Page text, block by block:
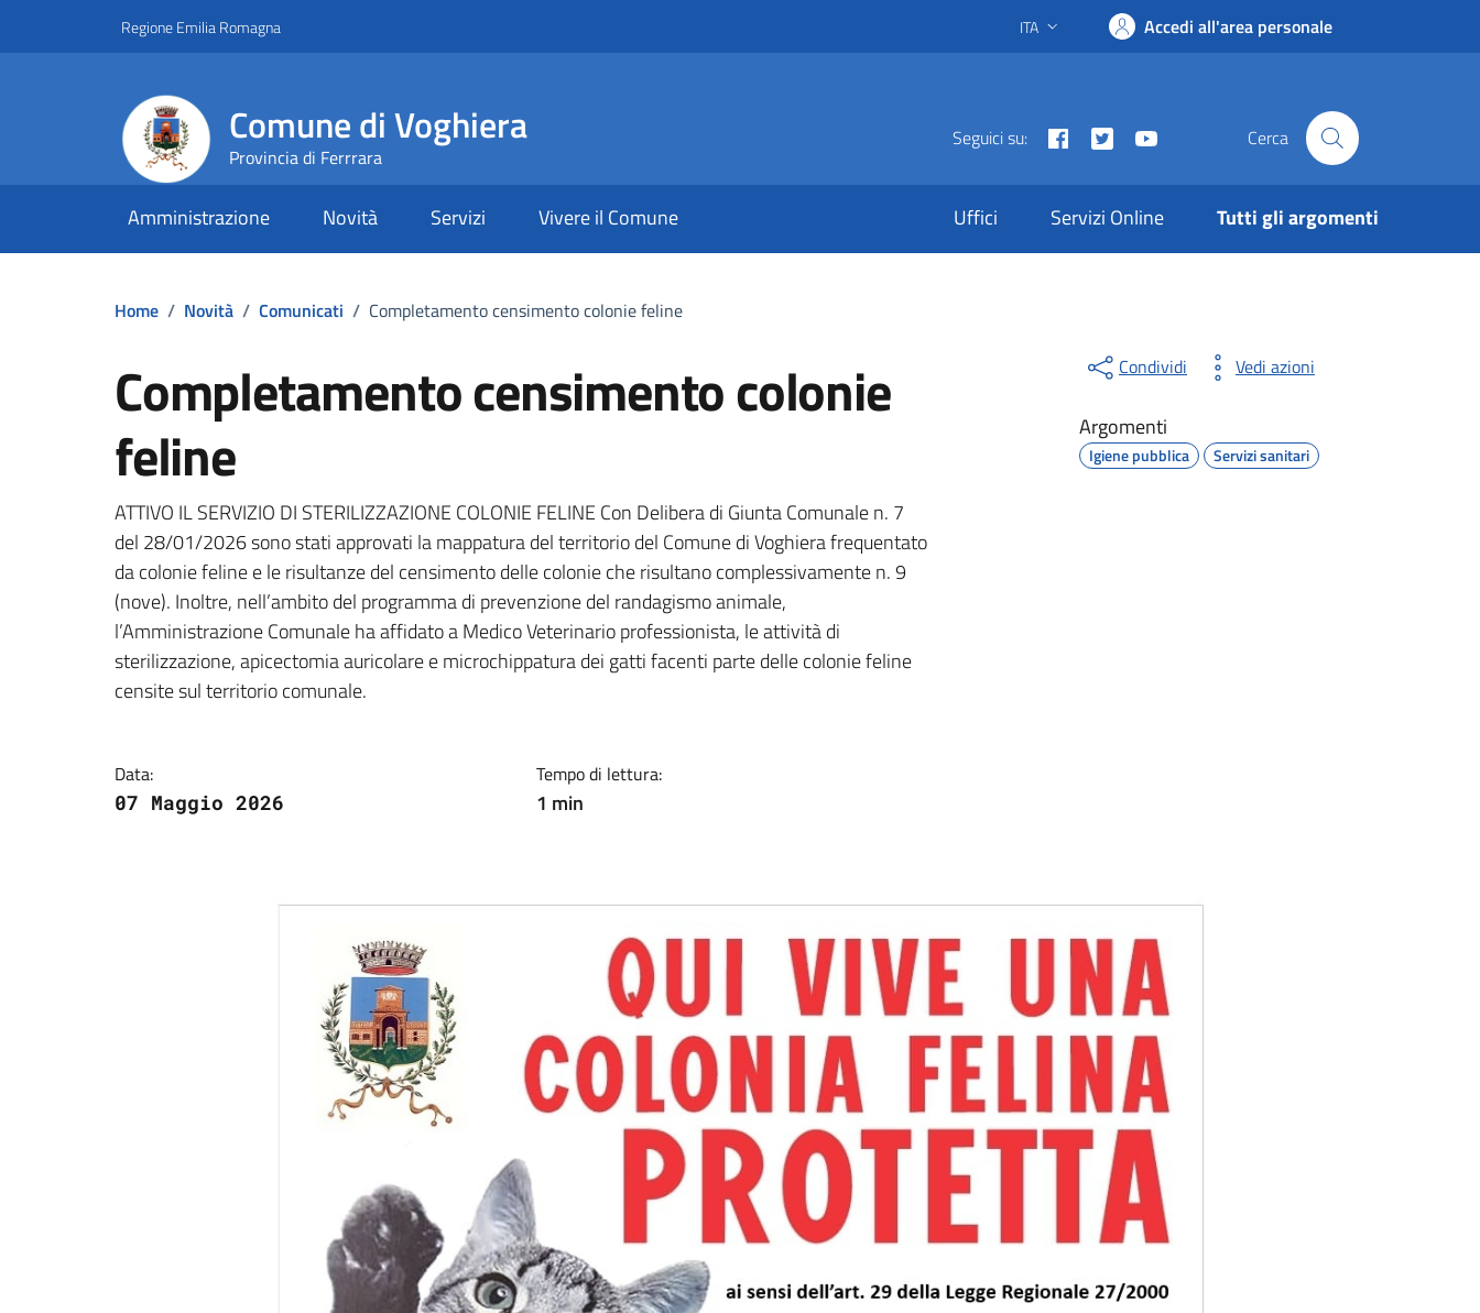
Regione Emilia Romagna Lingua attiva:
ITA Accedi all'area personale
Comune di Voghiera
Provincia di Ferrrara
Seguici su: FacebookTwitter Cerca
Amministrazione Novità Servizi Vivere il Comune Uffici Servizi Online Tutti gli argomenti
Home / Novità / Comunicati / Completamento censimento colonie feline
Completamento censimento colonie
feline
Dettagli della notizia
ATTIVO IL SERVIZIO DI STERILIZZAZIONE COLONIE FELINE Con Delibera di Giunta Comunale n. 7
del 28/01/2026 sono stati approvati la mappatura del territorio del Comune di Voghiera frequentato
da colonie feline e le risultanze del censimento delle colonie che risultano complessivamente n. 9
(nove). Inoltre, nell’ambito del programma di prevenzione del randagismo animale,
l’Amministrazione Comunale ha affidato a Medico Veterinario professionista, le attività di
sterilizzazione, apicectomia auricolare e microchippatura dei gatti facenti parte delle colonie feline
censite sul territorio comunale.
Data:
07 Maggio 2026
Tempo di lettura:
1 min
Condividi Vedi azioni
Argomenti
Igiene pubblica Servizi sanitari